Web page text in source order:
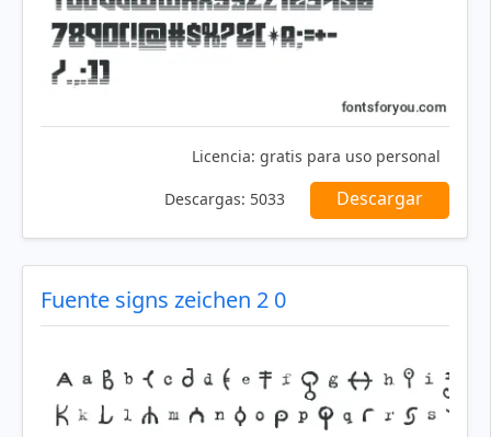
Licencia: gratis para uso personal
Descargas: 5033 Descargar
Fuente signs zeichen 2 0